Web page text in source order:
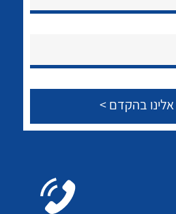
מכירה
תמיכה